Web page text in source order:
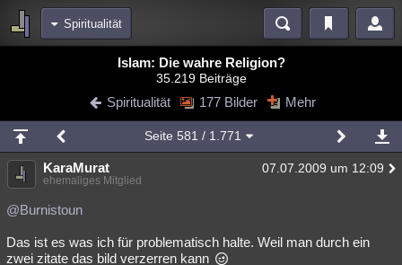
Spiritualität
Diskussionen Blogs Videos
Chat Wiki Neuigkeiten
meine Rubriken
Menschen Wissenschaft Mystery Kriminalfälle
Spiritualität
Natur Umfragen Unterhaltung
Islam: Die wahre Religion?
35.219 Beiträge
Spiritualität 177 Bilder Mehr
Seite 581 / 1.771
KaraMurat 07.07.2009 um 12:09
ehemaliges Mitglied
@Burnistoun
Das ist es was ich für problematisch halte. Weil man durch ein
zwei zitate das bild verzerren kann